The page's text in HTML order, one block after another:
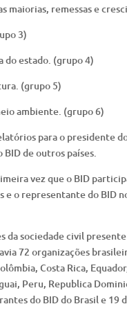
maiorias, remessas e
3)
do estado. (grupo 4)
(grupo 5)
ambiente. (grupo 6)
para o presidente
BID de outros países.
vez que o BID
o representante do BID
da sociedade civil
72 organizações
Costa Rica,
Peru, Republica
do BID do Brasil e 19